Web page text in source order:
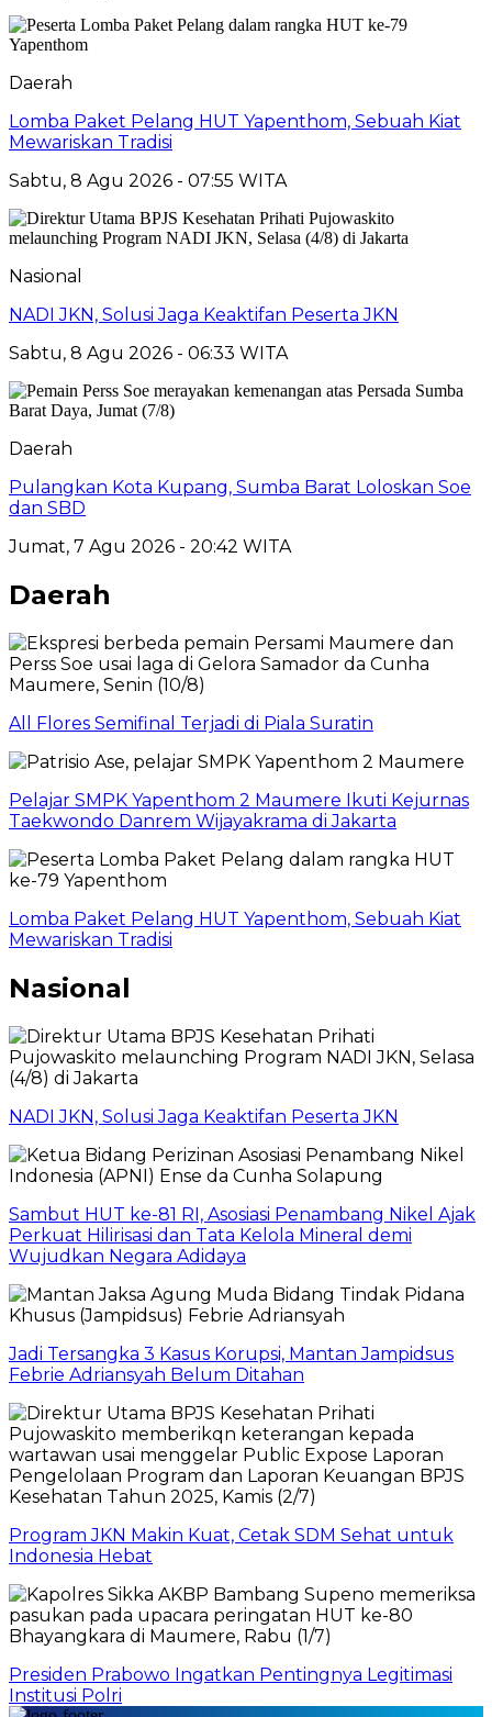
Daerah
Lomba Paket Pelang HUT Yapenthom, Sebuah Kiat
Mewariskan Tradisi
Sabtu, 8 Agu 2026 - 07:55 WITA
Nasional
NADI JKN, Solusi Jaga Keaktifan Peserta JKN
Sabtu, 8 Agu 2026 - 06:33 WITA
Daerah
Pulangkan Kota Kupang, Sumba Barat Loloskan Soe
dan SBD
Jumat, 7 Agu 2026 - 20:42 WITA
Daerah
All Flores Semifinal Terjadi di Piala Suratin
Pelajar SMPK Yapenthom 2 Maumere Ikuti Kejurnas
Taekwondo Danrem Wijayakrama di Jakarta
Lomba Paket Pelang HUT Yapenthom, Sebuah Kiat
Mewariskan Tradisi
Nasional
NADI JKN, Solusi Jaga Keaktifan Peserta JKN
Sambut HUT ke-81 RI, Asosiasi Penambang Nikel Ajak
Perkuat Hilirisasi dan Tata Kelola Mineral demi
Wujudkan Negara Adidaya
Jadi Tersangka 3 Kasus Korupsi, Mantan Jampidsus
Febrie Adriansyah Belum Ditahan
Program JKN Makin Kuat, Cetak SDM Sehat untuk
Indonesia Hebat
Presiden Prabowo Ingatkan Pentingnya Legitimasi
Institusi Polri